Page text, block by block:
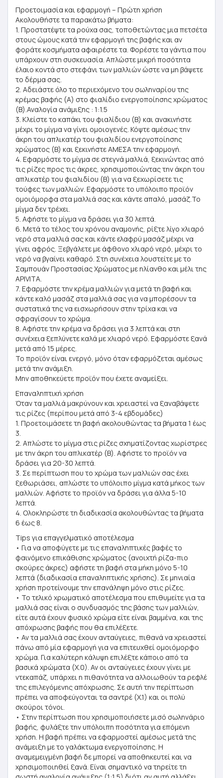
Προετοιμασία και εφαρμογή – Πρώτη χρήση
Ακολουθήστε τα παρακάτω βήματα:
1. Προστατέψτε τα ρούχα σας, τοποθετώντας μια πετσέτα
στους ώμους κατά την εφαρμογή της βαφής και αν
φοράτε κοσμήματα αφαιρέστε τα. Φορέστε τα γάντια που
υπάρχουν στη συσκευασία. Απλώστε μικρή ποσότητα
έλαιο κοντά στο στεφάνι των μαλλιών ώστε να μη βάψετε
το δέρμα σας.
2. Αδειάστε όλο το περιεχόμενο του σωληναρίου της
κρέμας βαφής (A) στο φιαλίδιο ενεργοποίησης χρώματος
(Β).Αναλογία ανάμιξης : 1:1.5
3. Κλείστε το καπάκι του φιαλίδιου (Β) και ανακινήστε
μέχρι το μίγμα να γίνει ομοιογενές. Κόψτε αμέσως την
άκρη του απλικατέρ του φιαλιδίου ενεργοποίησης
χρώματος (Β) και ξεκινήστε ΑΜΕΣΑ την εφαρμογή.
4. Εφαρμόστε το μίγμα σε στεγνά μαλλιά, ξεκινώντας από
τις ρίζες προς τις άκρες, χρησιμοποιώντας την άκρη του
απλικατέρ του φιαλιδίου (Β) για να ξεχωρίσετε τις
τούφες των μαλλιών. Εφαρμόστε το υπόλοιπο προϊόν
ομοιόμορφα στα μαλλιά σας και κάντε απαλό, μασάζ.Το
μίγμα δεν τρέχει.
5. Αφήστε το μίγμα να δράσει για 30 λεπτά.
6. Μετά το τέλος του χρόνου αναμονής, ρίξτε λίγο χλιαρό
νερό στα μαλλιά σας και κάντε ελαφρύ μασάζ μέχρι να
γίνει αφρός. Ξεβγάλετε με άφθονο χλιαρό νερό, μέχρι το
νερό να βγαίνει καθαρό. Στη συνέχεια λουστείτε με το
Σαμπουάν Προστασίας Χρώματος με ηλίανθο και μέλι της
APIVITA.
7. Εφαρμόστε την κρέμα μαλλιών για μετά τη βαφή και
κάντε καλό μασάζ στα μαλλιά σας για να μπορέσουν τα
συστατικά της να εισχωρήσουν στην τρίχα και να
σφραγίσουν το χρώμα.
8. Αφήστε την κρέμα να δράσει για 3 λεπτά και στη
συνέχεια ξεπλύνετε καλά με χλιαρό νερό. Εφαρμόστε ξανά
μετά από 15 μέρες.
Το προϊόν είναι ενεργό, μόνο όταν εφαρμόζεται αμέσως
μετά την ανάμιξη.
Μην αποθηκεύετε προϊόν που έχετε αναμείξει.
Επαναληπτική χρήση
Όταν τα μαλλιά μακρύνουν και χρειαστεί να ξαναβάψετε
τις ρίζες (περίπου μετά από 3-4 εβδομάδες)
1. Προετοιμάσετε τη βαφή ακολουθώντας τα βήματα 1 έως
3.
2. Απλώστε το μίγμα στις ρίζες σχηματίζοντας χωρίστρες
με την άκρη του απλικατέρ (Β). Αφήστε το προϊόν να
δράσει για 20-30 λεπτά.
3. Σε περίπτωση που το χρώμα των μαλλιών σας έχει
ξεθωριάσει, απλώστε το υπόλοιπο μίγμα κατά μήκος των
μαλλιών. Αφήστε το προϊόν να δράσει για άλλα 5-10
λεπτά.
4. Ολοκληρώστε τη διαδικασία ακολουθώντας τα βήματα
6 έως 8.
Tips για επαγγελματικό αποτέλεσμα
• Για να αποφύγετε με τις επαναληπτικές βαφές το
φαινόμενο επικάθισης χρώματος (ανοιχτή ρίζα-πιο
σκούρες άκρες) αφήστε τη βαφή στα μήκη μόνο 5-10
λεπτά (διαδικασία επαναληπτικής χρήσης). Σε μηνιαία
χρήση προτείνουμε την επανάληψη μόνο στις ρίζες.
• Το τελικό χρωματικό αποτέλεσμα που επιθυμείτε για τα
μαλλιά σας είναι ο συνδυασμός της βάσης των μαλλιών,
είτε αυτά έχουν φυσικό χρώμα είτε είναι βαμμένα, και της
απόχρωσης βαφής που θα επιλέξετε.
• Αν τα μαλλιά σας έχουν ανταύγειες, πιθανά να χρειαστεί
πάνω από μία εφαρμογή για να επιτευχθεί ομοιόμορφο
χρώμα. Για καλύτερη κάλυψη επιλέξτε κάποιο από τα
βασικά χρώματα (Χ.0). Αν οι ανταύγειες έχουν γίνει με
ντεκαπάζ, υπάρχει η πιθανότητα να αλλοιωθούν τα ρεφλέ
της επιλεγόμενης απόχρωσης. Σε αυτή την περίπτωση
πρέπει να αποφεύγονται τα σαντρέ (Χ.1) και οι πολύ
σκούροι τόνοι.
• Στην περίπτωση που χρησιμοποιήσετε μισό σωληνάριο
βαφής, φυλάξτε την υπόλοιπη ποσότητα για επόμενη
χρήση. Η βαφή πρέπει να εφαρμοστεί αμέσως μετά της
ανάμειξη με το γαλάκτωμα ενεργοποίησης. Η
αναμεμειγμένη βαφή δε μπορεί να αποθηκευτεί και να
χρησιμοποιηθεί ξανά. Είναι σημαντικό να τηρείτε τη